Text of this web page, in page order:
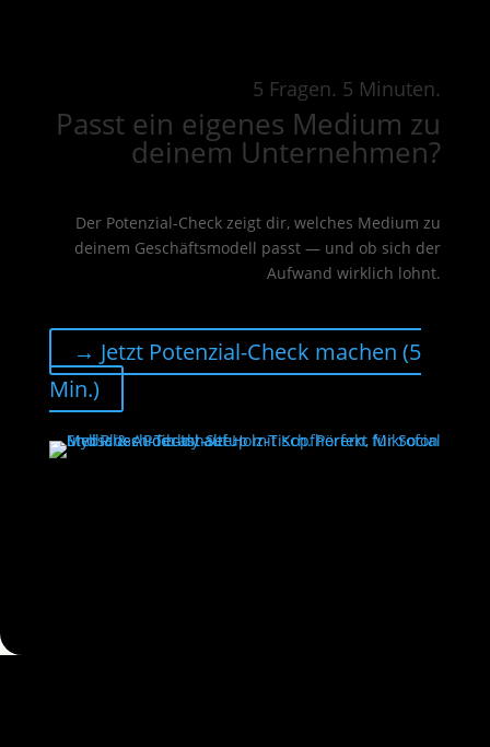
5 Fragen. 5 Minuten.
Passt ein eigenes Medium zu
deinem Unternehmen?
Der Potenzial-Check zeigt dir, welches Medium zu
deinem Geschäftsmodell passt — und ob sich der
Aufwand wirklich lohnt.
→ Jetzt Potenzial-Check machen (5
Min.)